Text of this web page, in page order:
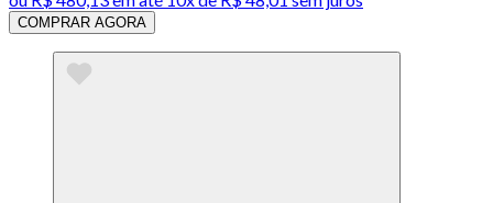
COMPRAR AGORA